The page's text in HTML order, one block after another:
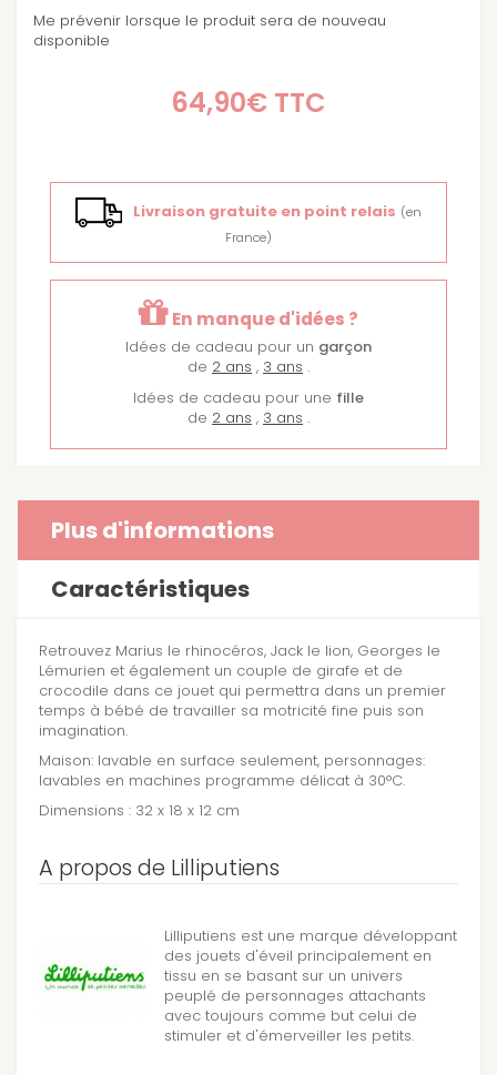
Me prévenir lorsque le produit sera de nouveau
disponible
64,90€ TTC
Livraison gratuite en point relais (en
France)
En manque d'idées ?
Idées de cadeau pour un garçon
de 2 ans , 3 ans .
Idées de cadeau pour une fille
de 2 ans , 3 ans .
Plus d'informations
Caractéristiques
Retrouvez Marius le rhinocéros, Jack le lion, Georges le
Lémurien et également un couple de girafe et de
crocodile dans ce jouet qui permettra dans un premier
temps à bébé de travailler sa motricité fine puis son
imagination.
Maison: lavable en surface seulement, personnages:
lavables en machines programme délicat à 30°C.
Dimensions : 32 x 18 x 12 cm
A propos de Lilliputiens
Lilliputiens est une marque développant
des jouets d'éveil principalement en
tissu en se basant sur un univers
peuplé de personnages attachants
avec toujours comme but celui de
stimuler et d'émerveiller les petits.